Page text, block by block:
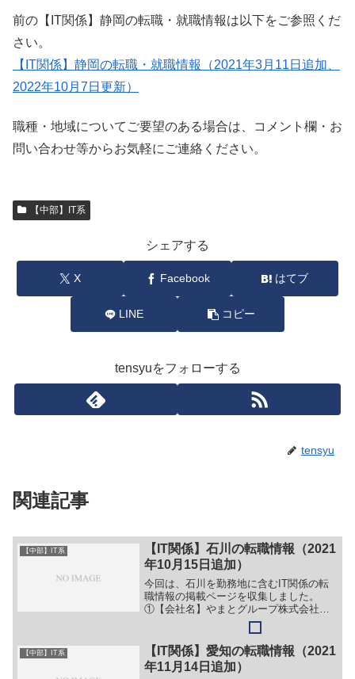
前の【IT関係】静岡の転職・就職情報は以下をご参照くだ
さい。
【IT関係】静岡の転職・就職情報（2021年3月11日追加、
2022年10月7日更新）
職種・地域についてご要望のある場合は、コメント欄・お
問い合わせ等からお気軽にご連絡ください。
【中部】IT系
シェアする
X Facebook はてブ
LINE コピー
tensyuをフォローする
tensyu
関連記事
【中部】IT系
【IT関係】石川の転職情報（2021
年10月15日追加）
今回は、石川を勤務地に含むIT関係の転
職情報の掲載ページを収集しました。
①【会社名】やまとグループ株式会社
【職務】（１）情報システム責任者【勤
務地】石川県小松市串町３５番地１７等
【詳細】転職・就職情報の詳細はこちら
②【会社名】株式会社 日本...
【中部】IT系
【IT関係】愛知の転職情報（2021
年11月14日追加）